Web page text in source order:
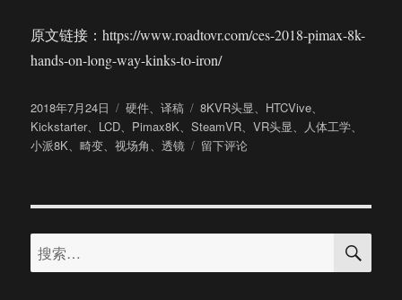
原文链接：https://www.roadtovr.com/ces-2018-pimax-8k-
hands-on-long-way-kinks-to-iron/
发
布
于
2018年7月24日
分
类
硬件、译稿
标
签
8KVR头显、 HTCVive、
Kickstarter、 LCD、 Pimax8K、SteamVR、VR头显、 人体工学、
小派8K、畸变、视场角、透镜
于
首
8K
头
留下评论
搜
索：
搜